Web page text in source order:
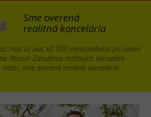
Sme overená
realitná kancelária
mali už viac 60 000 nehnuteľností po celom
členom Združenia realitných kancelárii
istotu, sme overená realitná kancelária.